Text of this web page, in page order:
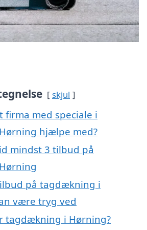
skjul
firma med speciale i
hjælpe med?
mindst 3 tilbud på
på tagdækning i
være tryg ved
tagdækning i Hørning?